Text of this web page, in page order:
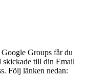
Groups får du
skickade till din Email
Följ länken nedan: